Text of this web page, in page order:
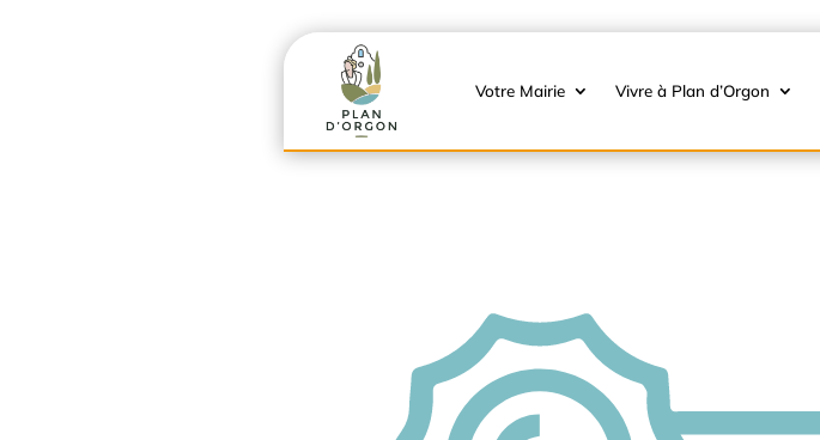
Votre Mairie Vivre à Plan d’Orgon